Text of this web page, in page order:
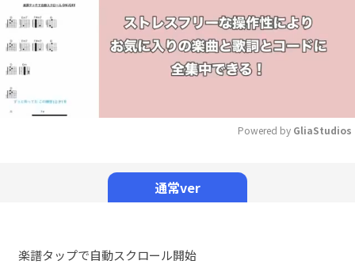
Powered by GliaStudios
通常ver
楽譜タップで自動スクロール開始